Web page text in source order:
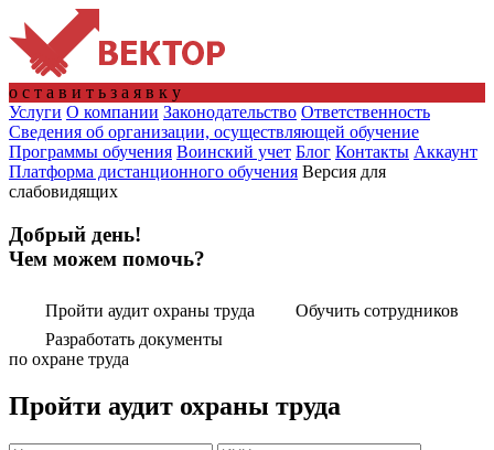
о с т а в и т ь з а я в к у
Услуги О компании Законодательство Ответственность
Сведения об организации, осуществляющей обучение
Программы обучения Воинский учет Блог Контакты Аккаунт
Платформа дистанционного обучения Версия для
слабовидящих
Добрый день!
Чем можем помочь?
Пройти аудит охраны труда
Обучить сотрудников
Разработать документы
по охране труда
Пройти аудит охраны труда